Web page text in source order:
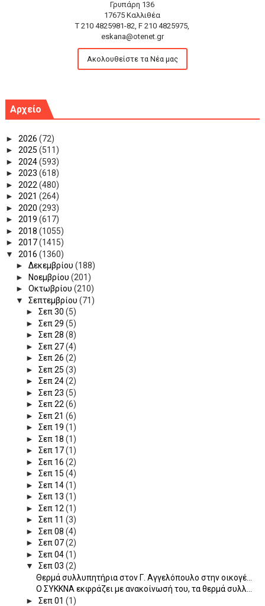
Γρυπάρη 136
17675 Καλλιθέα
T 210 4825981-82, F 210 4825975,
eskana@otenet.gr
Ακολουθείστε τα Νέα μας
Αρχείο
► 2026 (72)
► 2025 (511)
► 2024(593)
► 2023 (618)
► 2022 (480)
► 2021 (264)
► 2020 (293)
► 2019 (617)
► 2018 (1055)
► 2017(1415)
▼ 2016 (1360)
► Δεκεμβρίου (188)
►
Νοεμβρίου (201)
► Οκτωβρίου (210)
▼ Σεπτεμβρίου (71)
► Σεπ 30 (5)
► Σεπ 29 (5)
► Σεπ 28 (8)
► Σεπ 27(4)
► Σεπ 26 (2)
► Σεπ 25 (3)
► Σεπ 24(2)
► Σεπ 23 (5)
► Σεπ 22(6)
► Σεπ 21 (6)
► Σεπ 19 (1)
► Σεπ 18 (1)
► Σεπ 17(1)
► Σεπ 16 (2)
► Σεπ 15 (4)
► Σεπ 14(1)
► Σεπ 13 (1)
► Σεπ 12 (1)
► Σεπ 11 (3)
► Σεπ 08 (4)
► Σεπ 07(2)
► Σεπ 04(1)
▼ Σεπ 03 (2)
Θερμά συλλυπητήρια στον Γ. Αγγελόπουλο στην οικογέ...
Ο ΣΥΚΚΝΑ εκφράζει με ανακοίνωσή του, τα θερμά συλλ...
► Σεπ 01 (1)